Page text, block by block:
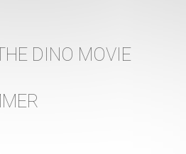
DINO MOVIE